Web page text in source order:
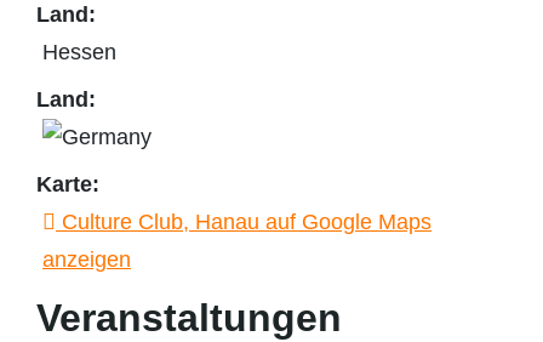
Land:
Hessen
Land:
Karte:
Culture Club, Hanau auf Google Maps
anzeigen
Veranstaltungen